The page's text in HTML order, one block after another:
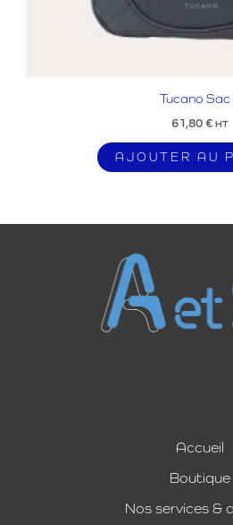
Tucano Sac
61,80 € HT
AJOUTER AU
Accueil
Boutique
Nos services &